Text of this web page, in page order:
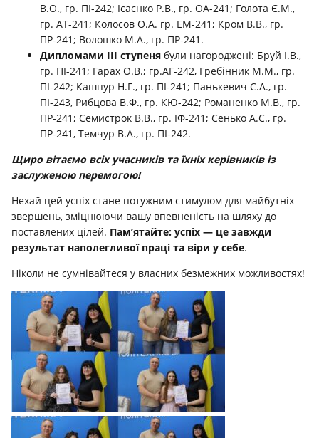
В.О., гр. ПІ-242; Ісаєнко Р.В., гр. ОА-241; Голота Є.М.,
гр. АТ-241; Колосов О.А. гр. ЕМ-241; Кром В.В., гр.
ПР-241; Волошко М.А., гр. ПР-241.
Дипломами III ступеня були нагороджені: Бруй І.В.,
гр. ПІ-241; Гарах О.В.; гр.АГ-242, Гребінник М.М., гр.
ПІ-242; Кашпур Н.Г., гр. ПІ-241; Панькевич С.А., гр.
ПІ-243, Рибцова В.Ф., гр. КЮ-242; Романенко М.В., гр.
ПР-241; Семистрок В.В., гр. ІФ-241; Сенько А.С., гр.
ПР-241, Темчур В.А., гр. ПІ-242.
Щиро вітаємо всіх учасників та їхніх керівників із
заслуженою перемогою!
Нехай цей успіх стане потужним стимулом для майбутніх
звершень, зміцнюючи вашу впевненість на шляху до
поставлених цілей. Пам’ятайте: успіх — це завжди
результат наполегливої праці та віри у себе.
Ніколи не сумнівайтеся у власних безмежних можливостях!